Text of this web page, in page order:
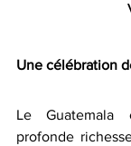
Une célébration
Le
profonde